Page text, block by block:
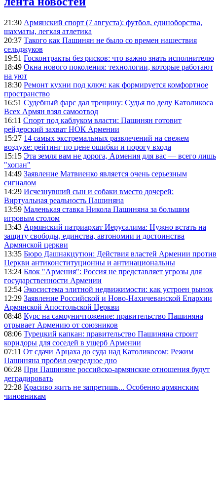
21:30 Армянский спорт (7 августа): футбол, единоборства,
шахматы, легкая атлетика
20:37 Такого как Пашинян не было со времен нашествия
сельджуков
19:51 Госконтракты без рисков: что важно знать исполнителю
18:49 Окна нового поколения: технологии, которые работают
на уют
18:30 Ремонт кухни под ключ: как формируется комфортное
пространство
16:51 Судебный фарс дал трещину: Судья по делу Католикоса
Всех Армян взял самоотвод
16:11 Спорт под каблуком власти: Пашинян готовит
рейдерский захват НОК Армении
15:27 14 самых экстремальных развлечений на свежем
воздухе: рейтинг по цене ошибки и порогу входа
15:15 Эта земля вам не дорога, Армения для вас — всего лишь
"хопан"
14:49 Заявление Матвиенко является очень серьезным
сигналом
14:29 Исчезнувший сын и собаки вместо дочерей:
Виртуальная реальность Пашиняна
13:59 Маленькая ставка Никола Пашиняна за большим
игровым столом
13:43 Армянский патриархат Иерусалима: Нужно встать на
защиту свободы, единства, автономии и достоинства
Армянской церкви
13:35 Бюро Дашнакцутюн: Действия властей Армении против
Церкви антиконституционны и антинациональны
13:24 Блок "Армения": Россия не представляет угрозы для
государственности Армении
12:54 Экосистема элитной недвижимости: как устроен рынок
12:29 Заявление Российской и Ново-Нахичеванской Епархии
Армянской Апостольской Церкви
08:48 Курс на самоуничтожение: правительство Пашиняна
отрывает Армению от союзников
08:06 Турецкий капкан: правительство Пашиняна строит
коридоры для соседей в ущерб Армении
07:11 От сдачи Арцаха до суда над Католикосом: Режим
Пашиняна пробил очередное дно
06:28 При Пашиняне российско-армянские отношения будут
деградировать
22:28 Красиво жить не запретишь... Особенно армянским
чиновникам